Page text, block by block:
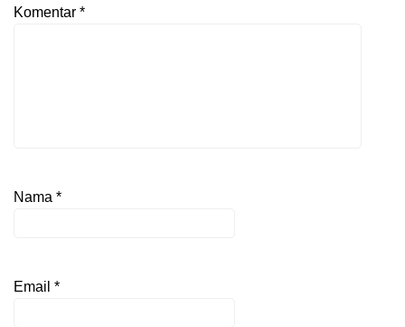
Komentar *
Nama *
Email *